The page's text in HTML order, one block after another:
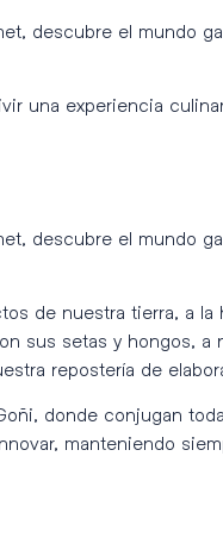
descubre el mundo
una experiencia
descubre el mundo
de nuestra tierra, a
sus setas y hongos, a
repostería de
donde conjugan
manteniendo